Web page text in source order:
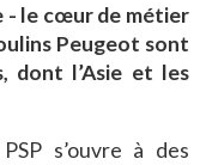
- le cœur de métier
Peugeot sont
dont l’Asie et les
s’ouvre à des